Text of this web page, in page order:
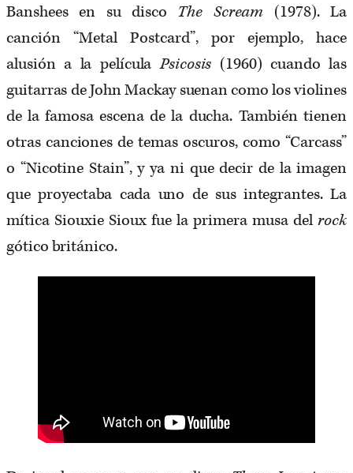
Banshees en su disco The Scream (1978). La
canción “Metal Postcard”, por ejemplo, hace
alusión a la películaPsicosis (1960) cuando las
guitarras de John Mackay suenan como los violines
de la famosa escena de la ducha. También tienen
otras canciones de temas oscuros, como “Carcass”
o “Nicotine Stain”, y ya ni que decir de la imagen
que proyectaba cada uno de sus integrantes. La
mítica Siouxie Sioux fue la primera musa delrock
gótico británico.